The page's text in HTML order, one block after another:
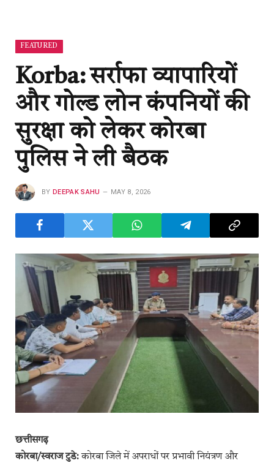
FEATURED
Korba: सर्राफा व्यापारियों
और गोल्ड लोन कंपनियों की
सुरक्षा को लेकर कोरबा
पुलिस ने ली बैठक
BY DEEPAK SAHU MAY 8, 2026
छत्तीसगढ़
कोरबा/स्वराज टुडे:कोरबा जिले में अपराधों पर प्रभावी नियंत्रण और